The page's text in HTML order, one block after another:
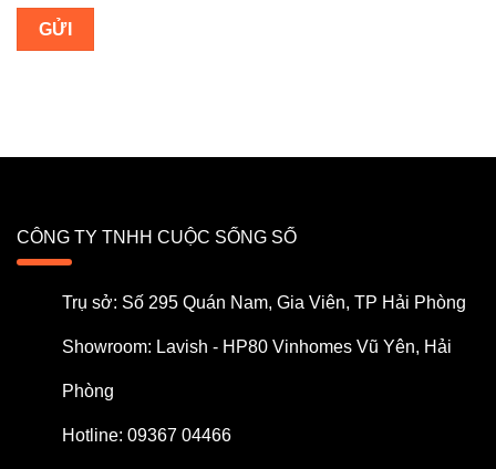
CÔNG TY TNHH CUỘC SỐNG SỐ
Trụ sở: Số 295 Quán Nam, Gia Viên, TP Hải Phòng
Showroom: Lavish - HP80 Vinhomes Vũ Yên, Hải
Phòng
Hotline: 09367 04466